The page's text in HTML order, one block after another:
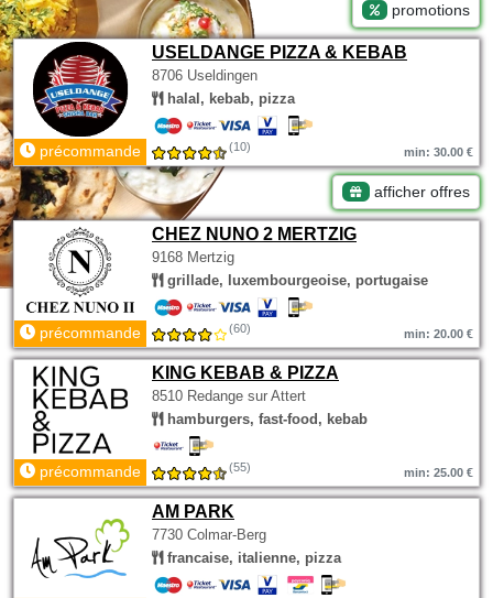
promotions
USELDANGE PIZZA & KEBAB
8706 Useldingen
halal, kebab, pizza
précommande (10) min: 30.00 €
afficher offres
CHEZ NUNO 2 MERTZIG
9168 Mertzig
grillade, luxembourgeoise, portugaise
précommande (60) min: 20.00 €
KING KEBAB & PIZZA
8510 Redange sur Attert
hamburgers, fast-food, kebab
précommande (55) min: 25.00 €
AM PARK
7730 Colmar-Berg
francaise, italienne, pizza